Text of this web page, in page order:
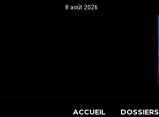
8 août 2026
ACCUEIL DOSSIERS